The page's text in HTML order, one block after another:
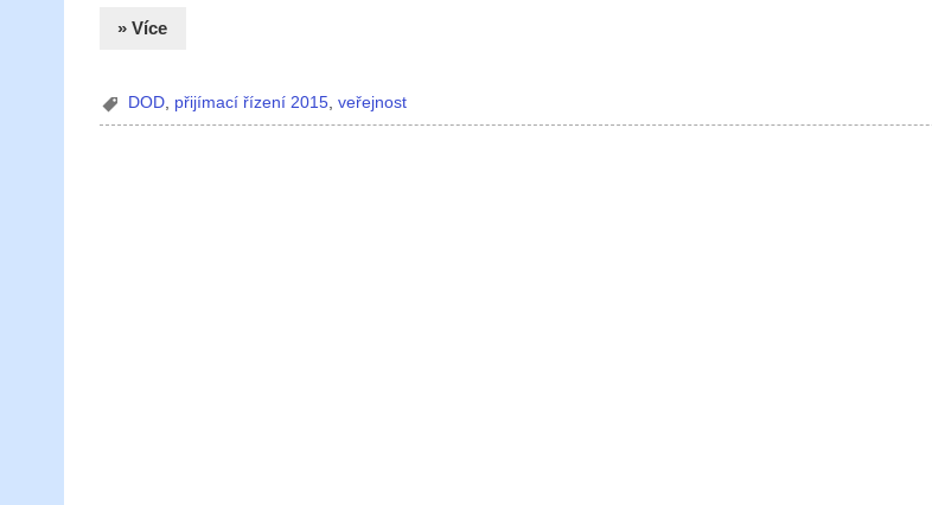
» Více
DOD přijímací řízení 2015 ,veřejnost